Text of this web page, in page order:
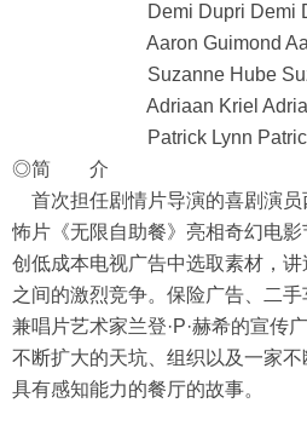
Demi Dupri Demi
Aaron Guimond Aaron
Suzanne Hube
Adriaan Kriel Adriaan
Patrick Lynn Patrick
◎简 介
首次担任剧情片导演的喜剧演员
怖片《无限自助餐》亮相奇幻电
创低成本电视广告中选取素材，
之间的激烈竞争。保险广告、二
兼唱片艺术家兰登·P·赫希的宣传
不断扩大的天坑、组织以及一家
具有感知能力的餐厅的故事。